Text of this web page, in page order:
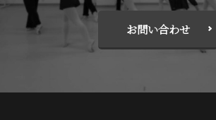
お問い合わせ